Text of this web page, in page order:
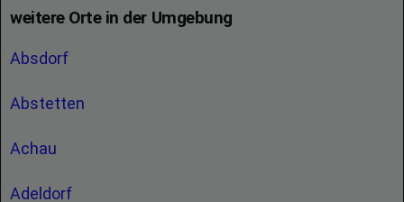
weitere Orte in der Umgebung
Absdorf
Abstetten
Achau
Adeldorf